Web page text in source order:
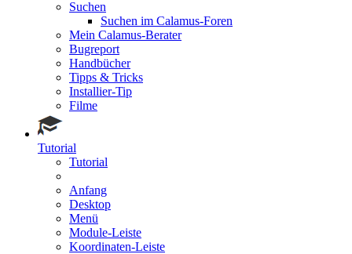
Suchen
Suchen im Calamus-Foren
Mein Calamus-Berater
Bugreport
Handbücher
Tipps & Tricks
Installier-Tip
Filme
Tutorial
Tutorial
Anfang
Desktop
Menü
Module-Leiste
Koordinaten-Leiste